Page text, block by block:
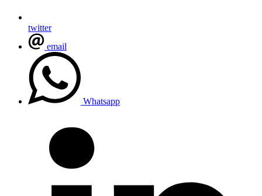
twitter
email
Whatsapp